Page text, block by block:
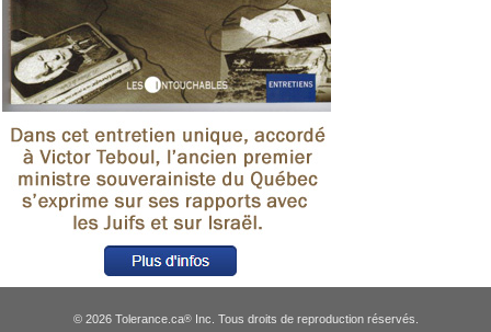
© 2026 Tolerance.ca®Inc. Tous droits de reproduction réservés.